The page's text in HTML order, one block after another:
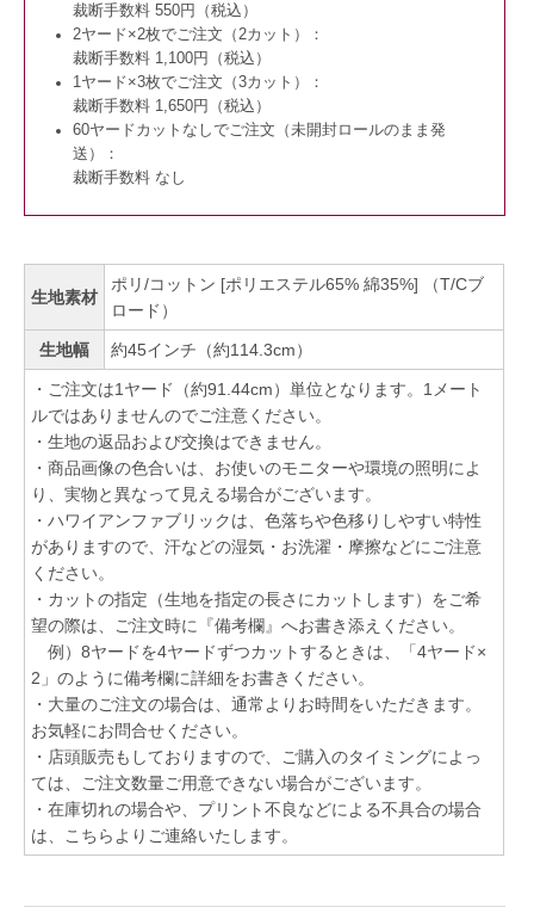
裁断手数料 550円（税込）
2ヤード×2枚でご注文（2カット）：
裁断手数料 1,100円（税込）
1ヤード×3枚でご注文（3カット）：
裁断手数料 1,650円（税込）
60ヤードカットなしでご注文（未開封ロールのまま発
送）：
裁断手数料 なし
生地素材
ポリ/コットン [ポリエステル65% 綿35%] （T/Cブ
ロード）
生地幅 約45インチ（約114.3cm）
・ご注文は1ヤード（約91.44cm）単位となります。1メート
ルではありませんのでご注意ください。
・生地の返品および交換はできません。
・商品画像の色合いは、お使いのモニターや環境の照明によ
り、実物と異なって見える場合がございます。
・ハワイアンファブリックは、色落ちや色移りしやすい特性
がありますので、汗などの湿気・お洗濯・摩擦などにご注意
ください。
・カットの指定（生地を指定の長さにカットします）をご希
望の際は、ご注文時に『備考欄』へお書き添えください。
例）8ヤードを4ヤードずつカットするときは、「4ヤード×
2」のように備考欄に詳細をお書きください。
・大量のご注文の場合は、通常よりお時間をいただきます。
お気軽にお問合せください。
・店頭販売もしておりますので、ご購入のタイミングによっ
ては、ご注文数量ご用意できない場合がございます。
・在庫切れの場合や、プリント不良などによる不具合の場合
は、こちらよりご連絡いたします。